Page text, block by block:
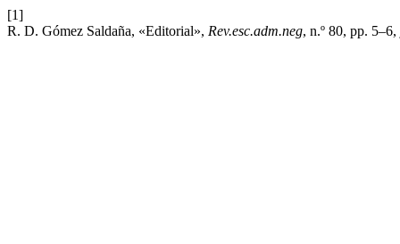
[1]
R. D. Gómez Saldaña, «Editorial», Rev.esc.adm.neg, n.º 80, pp.